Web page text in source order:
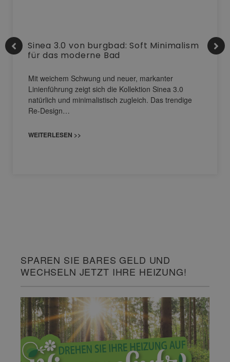
Sinea 3.0 von burgbad: Soft Minimalism
für das moderne Bad
Mit weichem Schwung und neuer, markanter
Linienführung zeigt sich die Kollektion Sinea 3.0
natürlich und minimalistisch zugleich. Das trendige
Re-Design…
WEITERLESEN >>
SPAREN SIE BARES GELD UND
WECHSELN JETZT IHRE HEIZUNG!